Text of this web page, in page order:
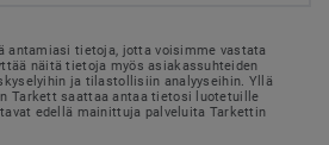
antamiasi tietoja, jotta voisimme vastata
näitä tietoja myös asiakassuhteiden
ja tilastollisiin analyyseihin. Yllä
Tarkett saattaa antaa tietosi luotetuille
edellä mainittuja palveluita Tarkettin